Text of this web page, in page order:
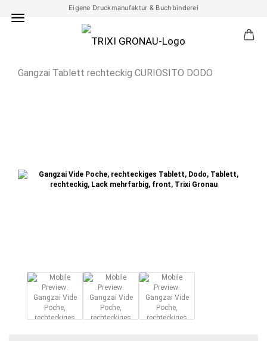
Eigene Druckmanufaktur & Buchbinderei
Gangzai Tablett rechteckig CURIOSITO DODO